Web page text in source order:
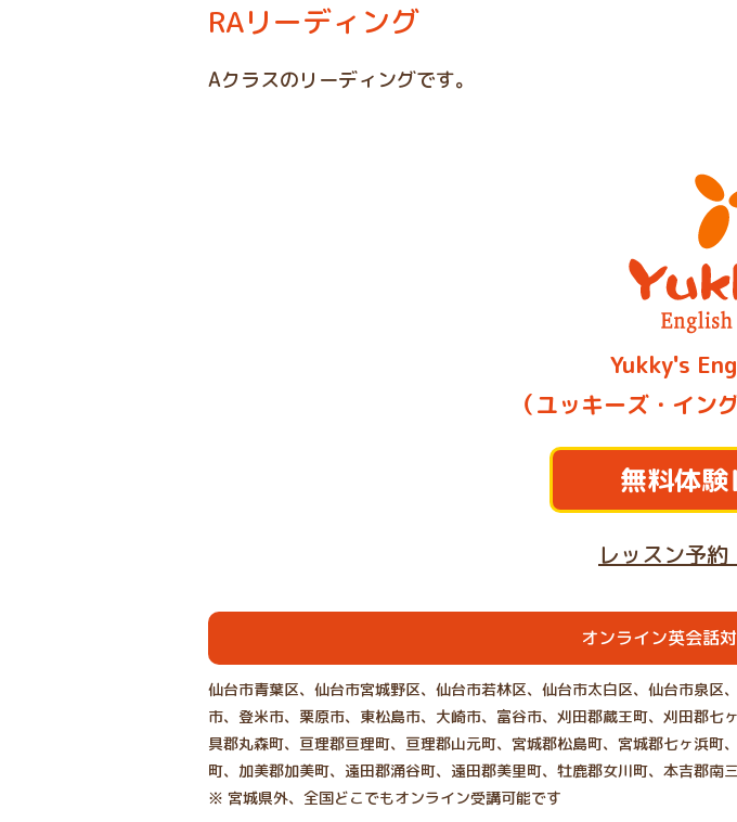
RAリーディング
Aクラスのリーディングです。
Yukky's
（ユッキーズ・イン
無料体
レッスン予約
オンライン英会話
仙台市青葉区、仙台市宮城野区、仙台市若林区、仙台市太白区、仙台市泉
市、登米市、栗原市、東松島市、大崎市、富谷市、刈田郡蔵王町、刈田郡
具郡丸森町、亘理郡亘理町、亘理郡山元町、宮城郡松島町、宮城郡七ヶ浜
町、加美郡加美町、遠田郡涌谷町、遠田郡美里町、牡鹿郡女川町、本吉郡南
※ 宮城県外、全国どこでもオンライン受講可能です